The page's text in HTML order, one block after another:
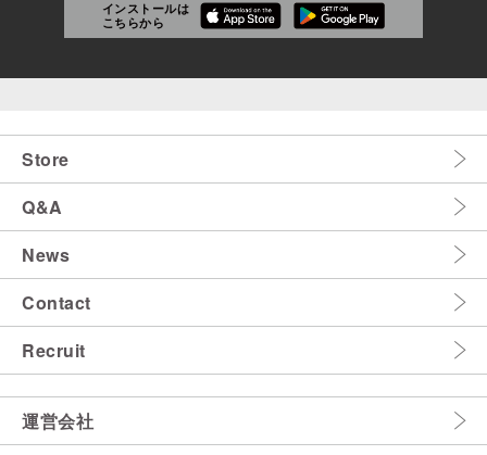
インストールは
こちらから
Store
Q&A
News
Contact
Recruit
運営会社